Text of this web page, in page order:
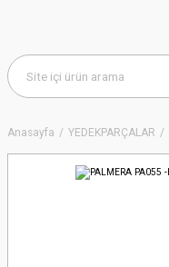
Anasayfa YEDEKPARÇALAR